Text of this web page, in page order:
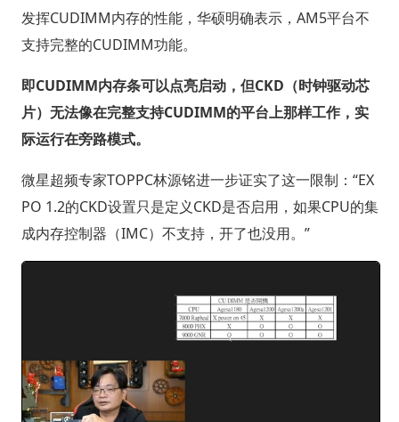
发挥CUDIMM内存的性能，华硕明确表示，AM5平台不
支持完整的CUDIMM功能。
即CUDIMM内存条可以点亮启动，但CKD（时钟驱动芯
片）无法像在完整支持CUDIMM的平台上那样工作，实
际运行在旁路模式。
微星超频专家TOPPC林源铭进一步证实了这一限制：“EX
PO 1.2的CKD设置只是定义CKD是否启用，如果CPU的集
成内存控制器（IMC）不支持，开了也没用。”